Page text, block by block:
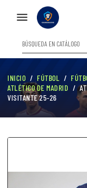

INICIO FÚTBOL
ATLÉTICO DE MADRID
VISITANTE 25-26